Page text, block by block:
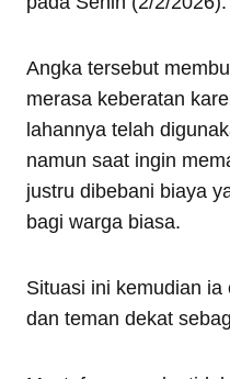
Angka tersebut
merasa keberatan
lahannya telah
namun saat ingin
justru dibebani biaya
bagi warga biasa.
Situasi ini kemudian
dan teman dekat